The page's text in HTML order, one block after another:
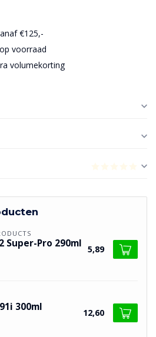
€125,-
op voorraad
volumekorting
Super-Pro 290ml 5,89
300ml 12,60